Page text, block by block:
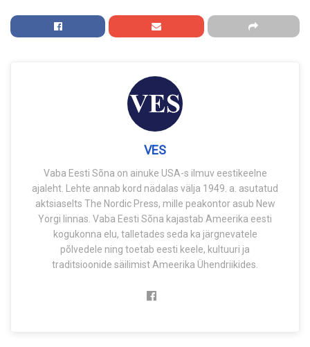
VES
Vaba Eesti Sõna on ainuke USA-s ilmuv eestikeelne
ajaleht. Lehte annab kord nädalas välja 1949. a. asutatud
aktsiaselts The Nordic Press, mille peakontor asub New
Yorgi linnas. Vaba Eesti Sõna kajastab Ameerika eesti
kogukonna elu, talletades seda ka järgnevatele
põlvedele ning toetab eesti keele, kultuuri ja
traditsioonide säilimist Ameerika Ühendriikides.